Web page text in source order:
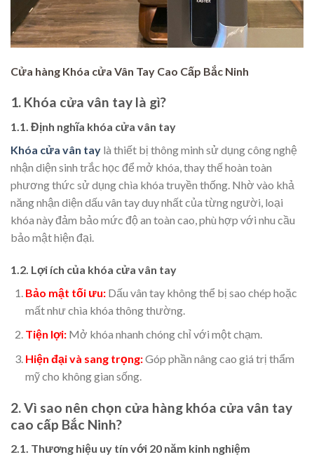
Cửa hàng Khóa cửa Vân Tay Cao Cấp Bắc Ninh
1. Khóa cửa vân tay là gì?
1.1. Định nghĩa khóa cửa vân tay
Khóa cửa vân tay là thiết bị thông minh sử dụng công nghệ
nhận diện sinh trắc học để mở khóa, thay thế hoàn toàn
phương thức sử dụng chìa khóa truyền thống. Nhờ vào khả
năng nhận diện dấu vân tay duy nhất của từng người, loại
khóa này đảm bảo mức độ an toàn cao, phù hợp với nhu cầu
bảo mật hiện đại.
1.2. Lợi ích của khóa cửa vân tay
Bảo mật tối ưu:Dấu vân tay không thể bị sao chép hoặc
mất như chìa khóa thông thường.
Tiện lợi:Mở khóa nhanh chóng chỉ với một chạm.
Hiện đại và sang trọng:Góp phần nâng cao giá trị thẩm
mỹ cho không gian sống.
2. Vì sao nên chọn cửa hàng khóa cửa vân tay
cao cấp Bắc Ninh?
2.1. Thương hiệu uy tín với 20 năm kinh nghiệm